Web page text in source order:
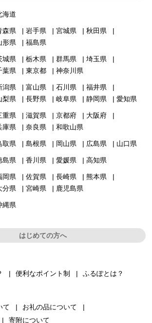
海道
森県 岩手県 宮城県
秋田県
形県
福島県
城県 栃木県 群馬県
埼玉県
葉県
東京都 神奈川県
潟県 富山県 石川県
福井県
梨県
長野県 岐阜県 静岡県 愛知県
重県 滋賀県 京都府
大阪府
庫県
奈良県 和歌山県
取県 島根県 岡山県 広島県 山口県
島県 香川県 愛媛県 高知県
岡県 佐賀県 長崎県
熊本県
分県
宮崎県 鹿児島県
縄県
はじめての方へ
便利なポイント制 ふるぽとは？
て
お礼の品について
寄附について